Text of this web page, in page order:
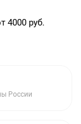
4000 руб.
России